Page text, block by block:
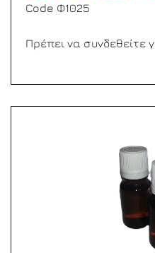
Code Φ1025
Πρέπει να συνδεθείτε